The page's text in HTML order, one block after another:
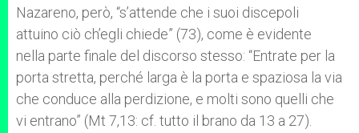
Nazareno, però, “s’attende che i suoi discepoli
attuino ciò ch’egli chiede” (73), come è evidente
nella parte finale del discorso stesso: “Entrate per la
porta stretta, perché larga è la porta e spaziosa la via
che conduce alla perdizione, e molti sono quelli che
vi entrano” (Mt 7,13: cf. tutto il brano da 13 a 27).